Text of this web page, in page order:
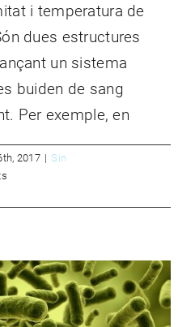
i temperatura de
dues estructures
un sistema
buiden de sang
Per exemple, en
2017 | Sin
RECUPERACIÓ
L’OPERACIÓ
DE
REDUCCIÓ
DE